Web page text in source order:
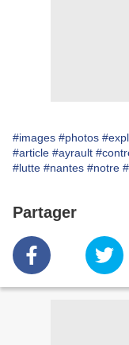
#images #photos
#article #ayrault
#lutte #nantes #notre
Partager